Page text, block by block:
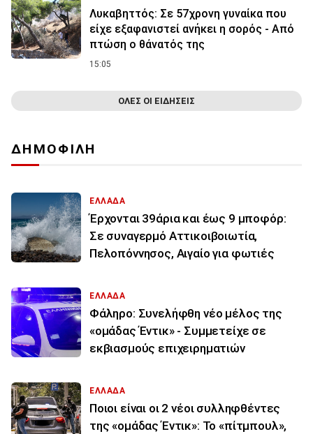
Λυκαβηττός: Σε 57χρονη γυναίκα που
είχε εξαφανιστεί ανήκει η σορός - Από
πτώση ο θάνατός της
15:05
ΟΛΕΣ ΟΙ ΕΙΔΗΣΕΙΣ
ΔΗΜΟΦΙΛΗ
ΕΛΛΑΔΑ
Έρχονται 39άρια και έως 9 μποφόρ:
Σε συναγερμό Αττικοιβοιωτία,
Πελοπόννησος, Αιγαίο για φωτιές
ΕΛΛΑΔΑ
Φάληρο: Συνελήφθη νέο μέλος της
«ομάδας Έντικ» - Συμμετείχε σε
εκβιασμούς επιχειρηματιών
ΕΛΛΑΔΑ
Ποιοι είναι οι 2 νέοι συλληφθέντες
της «ομάδας Έντικ»: Το «πίτμπουλ»,